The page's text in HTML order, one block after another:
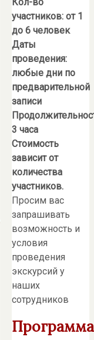
участников: от 1
до 6 человек
Даты
проведения:
любые дни по
предварительной
записи
3 часа
Стоимость
зависит от
количества
участников.
Просим вас
запрашивать
возможность и
условия
проведения
экскурсий у
наших
сотрудников
Программа